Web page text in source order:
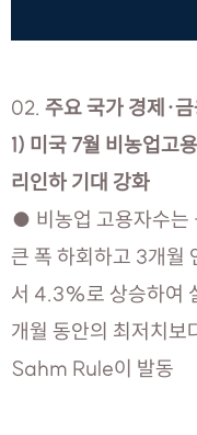
02. 주요 국가 경제·
1) 미국 7월 비농업고
리인하 기대 강화
● 비농업 고용자수는
큰 폭 하회하고 3개월
서 4.3%로 상승하여
개월 동안의 최저치
Sahm Rule이 발동